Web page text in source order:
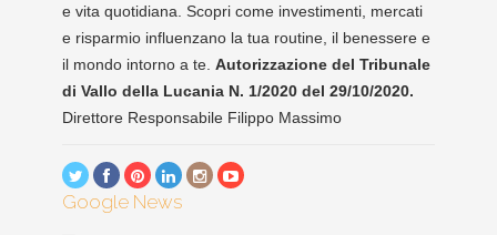
e vita quotidiana. Scopri come investimenti, mercati
e risparmio influenzano la tua routine, il benessere e
il mondo intorno a te. Autorizzazione del Tribunale
di Vallo della Lucania N. 1/2020 del 29/10/2020.
Direttore Responsabile Filippo Massimo
Google News